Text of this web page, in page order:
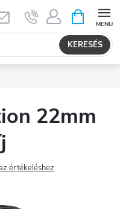
KERESÉS
KOSÁR
22mm
értékeléshez